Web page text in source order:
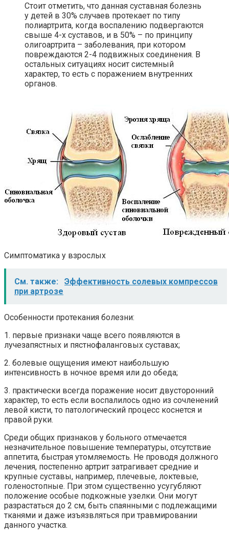
Стоит отметить, что данная суставная болезнь
у детей в 30% случаев протекает по типу
полиартрита, когда воспалению подвергаются
свыше 4-х суставов, и в 50% – по принципу
олигоартрита – заболевания, при котором
повреждаются 2-4 подвижных соединения. В
остальных ситуациях носит системный
характер, то есть с поражением внутренних
органов.
Симптоматика у взрослых
См. также:
Эффективность солевых компрессов
при артрозе
Особенности протекания болезни:
1. первые признаки чаще всего появляются в
лучезапястных и пястнофаланговых суставах;
2. болевые ощущения имеют наибольшую
интенсивность в ночное время или до обеда;
3. практически всегда поражение носит двусторонний
характер, то есть если воспалилось одно из сочленений
левой кисти, то патологический процесс коснется и
правой руки.
Среди общих признаков у больного отмечается
незначительное повышение температуры, отсутствие
аппетита, быстрая утомляемость. Не проводя должного
лечения, постепенно артрит затрагивает средние и
крупные суставы, например, плечевые, локтевые,
голеностопные. При этом существенно усугубляют
положение особые подкожные узелки. Они могут
разрастаться до 2 см, быть спаянными с подлежащими
тканями и даже изъязвляться при травмировании
данного участка.